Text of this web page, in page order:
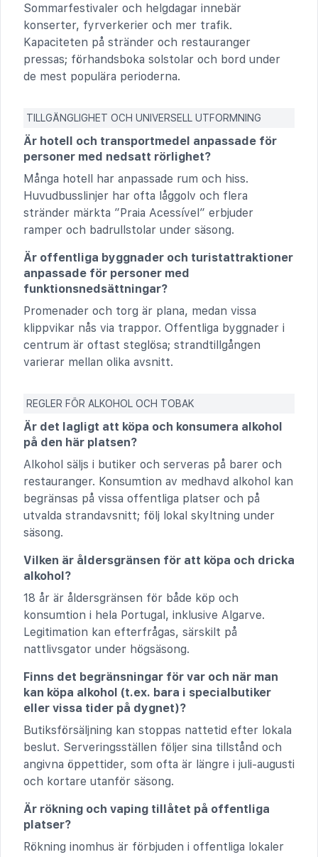
Sommarfestivaler och helgdagar innebär
konserter, fyrverkerier och mer trafik.
Kapaciteten på stränder och restauranger
pressas; förhandsboka solstolar och bord under
de mest populära perioderna.
TILLGÄNGLIGHET OCH UNIVERSELL UTFORMNING
Är hotell och transportmedel anpassade för
personer med nedsatt rörlighet?
Många hotell har anpassade rum och hiss.
Huvudbusslinjer har ofta låggolv och flera
stränder märkta ”Praia Acessível” erbjuder
ramper och badrullstolar under säsong.
Är offentliga byggnader och turistattraktioner
anpassade för personer med
funktionsnedsättningar?
Promenader och torg är plana, medan vissa
klippvikar nås via trappor. Offentliga byggnader i
centrum är oftast steglösa; strandtillgången
varierar mellan olika avsnitt.
REGLER FÖR ALKOHOL OCH TOBAK
Är det lagligt att köpa och konsumera alkohol
på den här platsen?
Alkohol säljs i butiker och serveras på barer och
restauranger. Konsumtion av medhavd alkohol kan
begränsas på vissa offentliga platser och på
utvalda strandavsnitt; följ lokal skyltning under
säsong.
Vilken är åldersgränsen för att köpa och dricka
alkohol?
18 år är åldersgränsen för både köp och
konsumtion i hela Portugal, inklusive Algarve.
Legitimation kan efterfrågas, särskilt på
nattlivsgator under högsäsong.
Finns det begränsningar för var och när man
kan köpa alkohol (t.ex. bara i specialbutiker
eller vissa tider på dygnet)?
Butiksförsäljning kan stoppas nattetid efter lokala
beslut. Serveringsställen följer sina tillstånd och
angivna öppettider, som ofta är längre i juli-augusti
och kortare utanför säsong.
Är rökning och vaping tillåtet på offentliga
platser?
Rökning inomhus är förbjuden i offentliga lokaler